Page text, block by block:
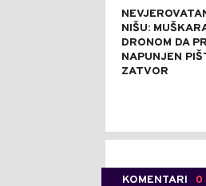
NIŠU:
DRONOM DA
NAPUNJEN
ZATVOR
KOMENTARI 0